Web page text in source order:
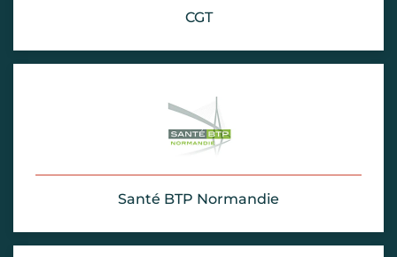
CGT
Santé BTP Normandie